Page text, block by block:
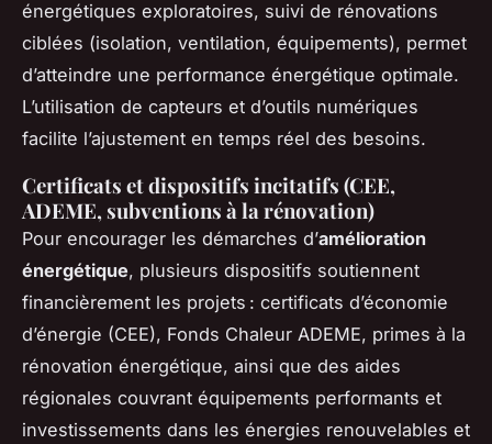
énergétiques exploratoires, suivi de rénovations
ciblées (isolation, ventilation, équipements), permet
d’atteindre une performance énergétique optimale.
L’utilisation de capteurs et d’outils numériques
facilite l’ajustement en temps réel des besoins.
Certificats et dispositifs incitatifs (CEE,
ADEME, subventions à la rénovation)
Pour encourager les démarches d’amélioration
énergétique, plusieurs dispositifs soutiennent
financièrement les projets : certificats d’économie
d’énergie (CEE), Fonds Chaleur ADEME, primes à la
rénovation énergétique, ainsi que des aides
régionales couvrant équipements performants et
investissements dans les énergies renouvelables et